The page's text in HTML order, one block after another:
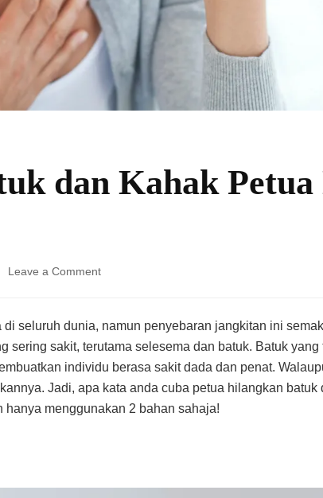
dan Kahak
Leave a Commenton
dan
Petua
Daripada
Doktor
seluruh dunia, namun penyebaran jangkitan ini
sering sakit, terutama selesema dan batuk. Batuk
individu berasa sakit dada dan penat.
Jadi, apa kata anda cuba petua hilangkan
hanya menggunakan 2 bahan sahaja!